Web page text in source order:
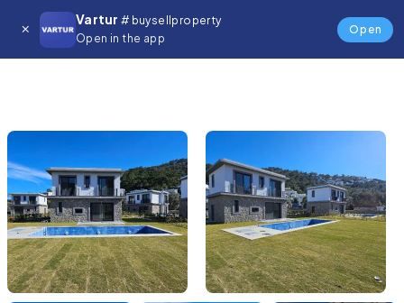
Vartur # buysellproperty
Open in the app
Open